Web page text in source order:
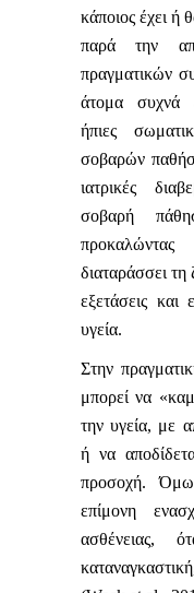
κάποιος έχει ή
παρά την
πραγματικών
άτομα συχνά
ήπιες
σοβαρών
ιατρικές
σοβαρή
διαταράσσει τη
εξετάσεις
υγεία.
Στην
μπορεί να
την υγεία, με
ή να
προσοχή.
επίμονη
ασθένειας,